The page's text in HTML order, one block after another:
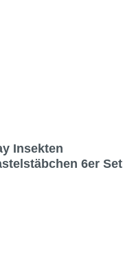
Insekten
6er Set
Preis: